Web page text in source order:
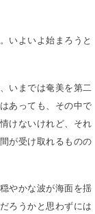
いよいよ始まろうと
いまでは奄美を第二
あっても、その中で
けないけれど、それ
が受け取れるものの
やかな波が海面を揺
ろうかと思わずには